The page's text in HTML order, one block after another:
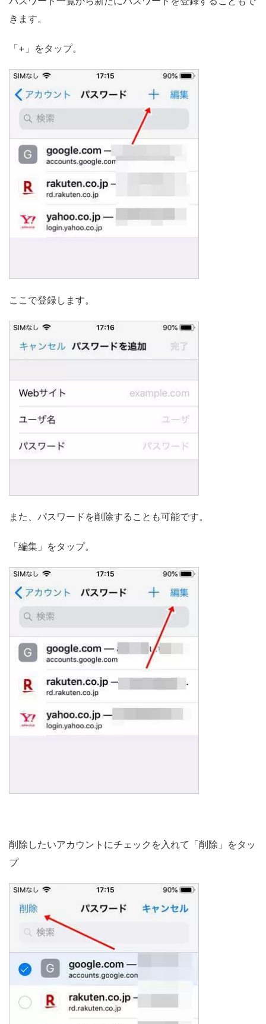
きます。
「+」をタップ。
ここで登録します。
また、パスワードを削除することも可能です。
「編集」をタップ。
削除したいアカウントにチェックを入れて「削除」をタッ
プ